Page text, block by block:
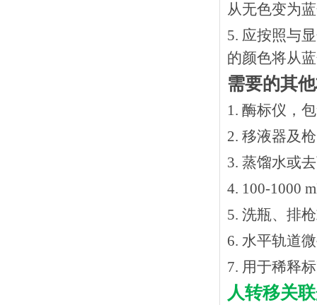
从无色变为
5. 应按照与
的颜色将从
需要的其
1. 酶标仪，
2. 移液器及
3. 蒸馏水或
4. 100-1000
5. 洗瓶、排
6. 水平轨道
7. 用于稀释
人转移关